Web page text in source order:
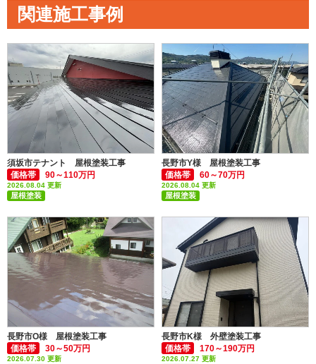
関連施工事例
須坂市テナント 屋根塗装工事
価格帯
90～110万円
2026.08.04 更新
屋根塗装
長野市Y様 屋根塗装工事
価格帯
60～70万円
2026.08.04 更新
屋根塗装
長野市O様 屋根塗装工事
価格帯
30～50万円
2026.07.30 更新
長野市K様 外壁塗装工事
価格帯
170～190万円
2026.07.27 更新